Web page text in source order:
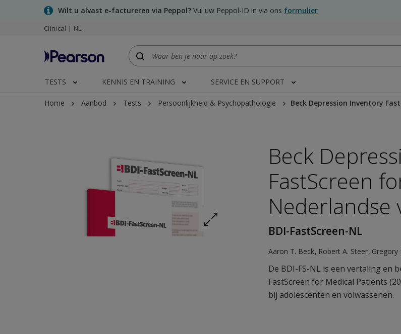
Wilt u alvast e-factureren via Peppol? Vul uw Peppol-ID in via ons formulier
Clinical | NL
TESTS KENNIS EN TRAINING SERVICE EN SUPPORT
Home Aanbod Tests Persoonlijkheid & Psychopathologie Beck Depression Inventory
Expand image in modal/new tab/new window"
Beck
FastScreen
Nederlandse
BDI-FastScreen-NL
Aaron T. Beck Robert A. Steer Gregory
De BDI-FS-NL is een vertaling en
FastScreen for Medical Patients
bij adolescenten en volwassenen.